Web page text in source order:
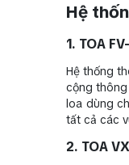
Hệ
1. TOA
Hệ thống
cộng
loa dùng
tất cả các
2. TOA